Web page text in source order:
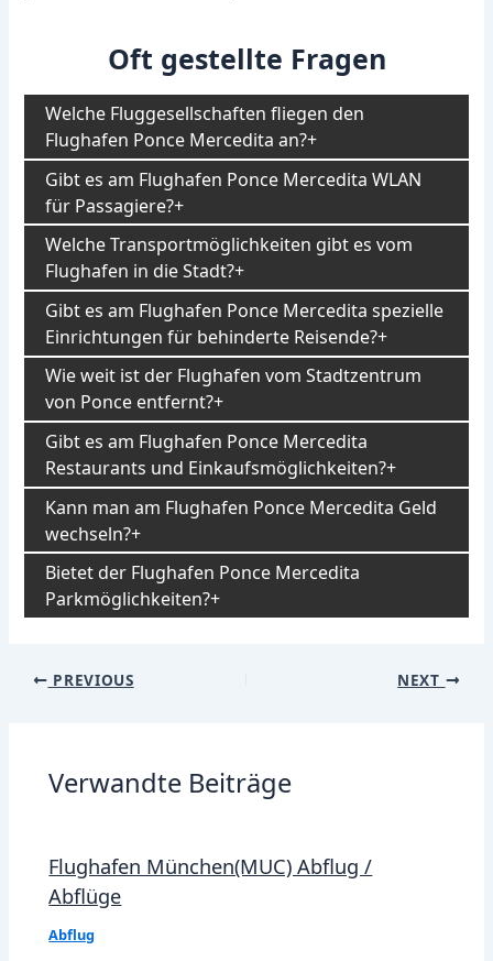
Oft gestellte Fragen
Welche Fluggesellschaften fliegen den
Flughafen Ponce Mercedita an?
Gibt es am Flughafen Ponce Mercedita WLAN
für Passagiere?
Welche Transportmöglichkeiten gibt es vom
Flughafen in die Stadt?
Gibt es am Flughafen Ponce Mercedita spezielle
Einrichtungen für behinderte Reisende?
Wie weit ist der Flughafen vom Stadtzentrum
von Ponce entfernt?
Gibt es am Flughafen Ponce Mercedita
Restaurants und Einkaufsmöglichkeiten?
Kann man am Flughafen Ponce Mercedita Geld
wechseln?
Bietet der Flughafen Ponce Mercedita
Parkmöglichkeiten?
Post
PREVIOUS NEXT
Verwandte Beiträge
Flughafen München(MUC) Abflug /
Abflüge
Abflug